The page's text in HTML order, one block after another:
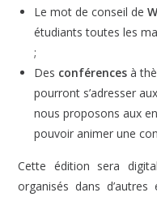
Le mot de conseil de
étudiants toutes les
;
Des conférencesà
pourront s’adresser
nous proposons aux
pouvoir animer une
Cette édition sera
organisés dans